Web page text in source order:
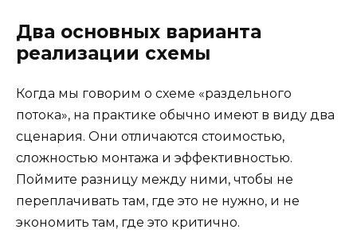
Два основных варианта
реализации схемы
Когда мы говорим о схеме «раздельного
потока», на практике обычно имеют в виду два
сценария. Они отличаются стоимостью,
сложностью монтажа и эффективностью.
Поймите разницу между ними, чтобы не
переплачивать там, где это не нужно, и не
экономить там, где это критично.